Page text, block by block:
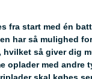
fra start med én
har så mulighed
hvilket så giver dig
oplader med andre